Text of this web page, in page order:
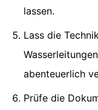
lassen.
Lass die
abenteuerlich
Prüfe die